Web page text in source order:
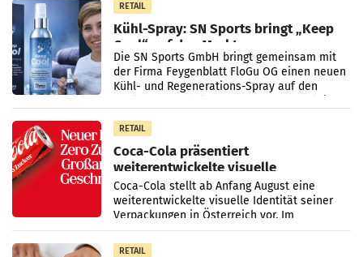
RETAIL
Kühl-Spray: SN Sports bringt „Keep
Cool“ auf den Markt
Die SN Sports GmbH bringt gemeinsam mit
der Firma Feygenblatt FloGu OG einen neuen
Kühl- und Regenerations-Spray auf den
RETAIL
Coca-Cola präsentiert
weiterentwickelte visuelle
Markenidentität
Coca-Cola stellt ab Anfang August eine
weiterentwickelte visuelle Identität seiner
Verpackungen in Österreich vor. Im
Mittelpunkt des Redesigns stehen zentrale
Gestaltungselemente
RETAIL